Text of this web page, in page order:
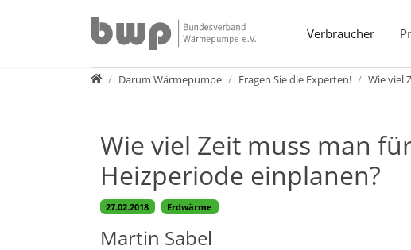
Verbraucher
Verbraucher
Darum Wärmepumpe Fragen Sie die Experten! Wie viel
Wie viel Zeit muss man
Heizperiode einplanen?
27.02.2018 Erdwärme
Martin Sabel